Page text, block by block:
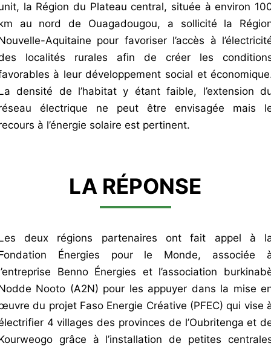
la Région du Plateau central, située à environ
au nord de Ouagadougou, a sollicité la
Aquitaine pour favoriser l’accès à
localités rurales afin de créer les
à leur développement social et
densité de l’habitat y étant faible, l’extension
électrique ne peut être envisagée mais
à l’énergie solaire est pertinent.
LA RÉPONSE
deux régions partenaires ont fait appel à
Énergies pour le Monde, associée
Benno Énergies et l’association
Nooto (A2N) pour les appuyer dans la mise
du projet Faso Energie Créative (PFEC) qui vise
4 villages des provinces de l’Oubritenga et
grâce à l’installation de petites